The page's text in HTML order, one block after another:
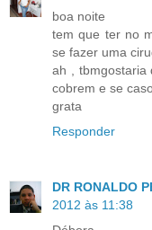
boa noite
tem que ter no
se fazer uma
ah , tbmgostaria
cobrem e se
grata
Responder
DR RONALDO
2012 às 11:38